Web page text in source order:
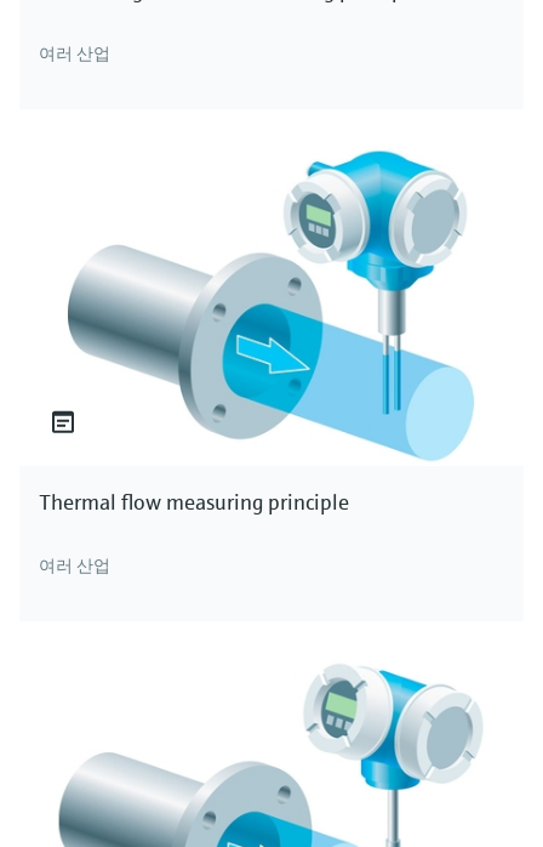
여러 산업
Thermal flow measuring principle
여러 산업